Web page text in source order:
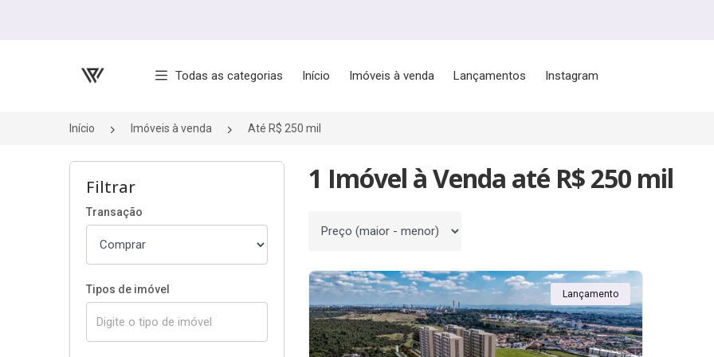
Página inicial
Todas as categorias Início Imóveis à venda Lançamentos Instagram
Início Imóveis à venda Até R$ 250 mil
Filtrar
Transação
Tipos de imóvel
1 Imóvel à Venda até R$ 250 mil
Ordenar por
Lançamento